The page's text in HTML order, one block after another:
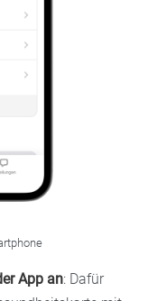
App an: Dafür